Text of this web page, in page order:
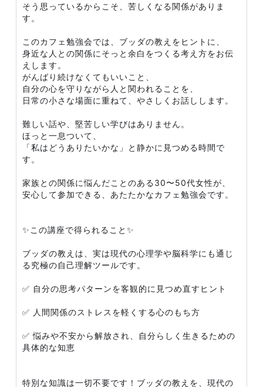
そう思っているからこそ、苦しくなる関係がありま
す。
このカフェ勉強会では、ブッダの教えをヒントに、
身近な人との関係にそっと余白をつくる考え方をお伝
えします。
がんばり続けなくてもいいこと、
自分の心を守りながら人と関われることを、
日常の小さな場面に重ねて、やさしくお話しします。
難しい話や、堅苦しい学びはありません。
ほっと一息ついて、
「私はどうありたいかな」と静かに見つめる時間で
す。
家族との関係に悩んだことのある30〜50代女性が、
安心して参加できる、あたたかなカフェ勉強会です。
✨この講座で得られること✨
ブッダの教えは、実は現代の心理学や脳科学にも通じ
る究極の自己理解ツールです。
✅ 自分の思考パターンを客観的に見つめ直すヒント
✅ 人間関係のストレスを軽くする心のもち方
✅ 悩みや不安から解放され、自分らしく生きるための
具体的な知恵
特別な知識は一切不要です！ブッダの教えを、現代の